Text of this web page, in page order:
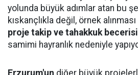
yolunda büyük adımlar atan bu
kıskançlıkla değil, örnek
proje takip ve tahakkuk
samimi hayranlık nedeniyle
Erzurum'un diğer büyük